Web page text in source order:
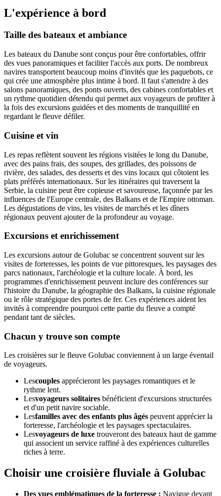
L'expérience à bord
Taille des bateaux et ambiance
Les bateaux du Danube sont conçus pour être confortables, offrir
des vues panoramiques et faciliter l'accès aux ports. De nombreux
navires transportent beaucoup moins d'invités que les paquebots, ce
qui crée une atmosphère plus intime à bord. Il faut s'attendre à des
salons panoramiques, des ponts ouverts, des cabines confortables et
un rythme quotidien détendu qui permet aux voyageurs de profiter à
la fois des excursions guidées et des moments de tranquillité en
regardant le fleuve défiler.
Cuisine et vin
Les repas reflètent souvent les régions visitées le long du Danube,
avec des pains frais, des soupes, des grillades, des poissons de
rivière, des salades, des desserts et des vins locaux qui côtoient les
plats préférés internationaux. Sur les itinéraires qui traversent la
Serbie, la cuisine peut être copieuse et savoureuse, façonnée par les
influences de l'Europe centrale, des Balkans et de l'Empire ottoman.
Les dégustations de vins, les visites de marchés et les dîners
régionaux peuvent ajouter de la profondeur au voyage.
Excursions et enrichissement
Les excursions autour de Golubac se concentrent souvent sur les
visites de forteresses, les points de vue pittoresques, les paysages des
parcs nationaux, l'archéologie et la culture locale. À bord, les
programmes d'enrichissement peuvent inclure des conférences sur
l'histoire du Danube, la géographie des Balkans, la cuisine régionale
ou le rôle stratégique des portes de fer. Ces expériences aident les
invités à comprendre pourquoi cette partie du fleuve a compté
pendant tant de siècles.
Chacun y trouve son compte
Les croisières sur le fleuve Golubac conviennent à un large éventail
de voyageurs.
Lescouples apprécieront les paysages romantiques et le
rythme lent.
Lesvoyageurs solitaires bénéficient d'excursions structurées
et d'un petit navire sociable.
Lesfamilles avec des enfants plus âgés peuvent apprécier la
forteresse, l'archéologie et les paysages spectaculaires.
Lesvoyageurs de luxe trouveront des bateaux haut de gamme
qui associent un service raffiné à des expériences culturelles
riches à terre.
Choisir une croisière fluviale à Golubac
Des vues emblématiques de la forteresse : Navigue devant